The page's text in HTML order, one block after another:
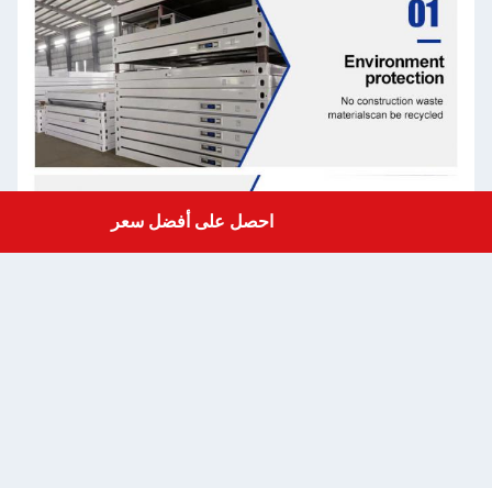
احصل على أفضل سعرGet a Quote